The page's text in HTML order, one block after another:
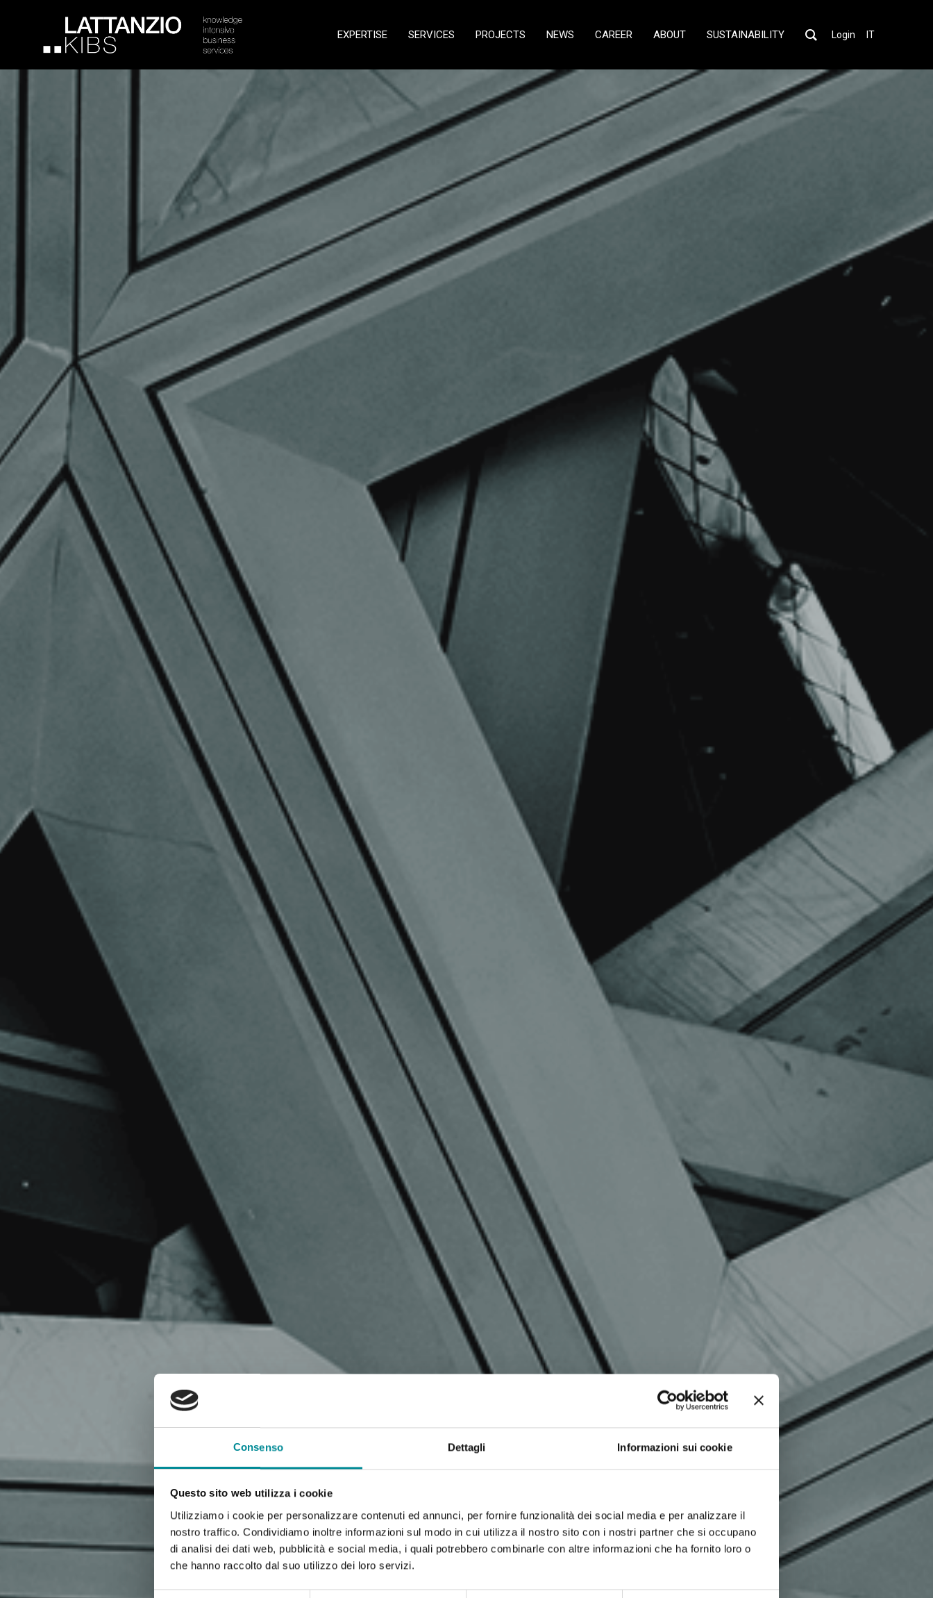
Consenso Dettagli Informazioni sui cookie
Questo sito web utilizza i cookie
Utilizziamo i cookie per personalizzare contenuti ed annunci, per fornire funzionalità dei social media e per analizzare il
nostro traffico. Condividiamo inoltre informazioni sul modo in cui utilizza il nostro sito con i nostri partner che si occupano
di analisi dei dati web, pubblicità e social media, i quali potrebbero combinarle con altre informazioni che ha fornito loro o
che hanno raccolto dal suo utilizzo dei loro servizi.
EXPERTISE SERVICES PROJECTS NEWS CAREER ABOUT SUSTAINABILITY Login IT